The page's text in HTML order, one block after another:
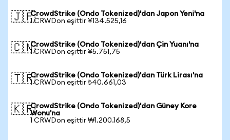
🇯🇵CrowdStrike (Ondo Tokenized)'dan Japon Yeni'na
1 CRWDon eşittir ¥134.525,16
🇨🇳CrowdStrike (Ondo Tokenized)'dan Çin Yuanı'na
1 CRWDon eşittir ¥5.751,75
🇹🇷CrowdStrike (Ondo Tokenized)'dan Türk Lirası'na
1 CRWDon eşittir ₺40.661,03
🇰🇷CrowdStrike (Ondo Tokenized)'dan Güney Kore
Wonu'na
1 CRWDon eşittir ₩1.200.168,5